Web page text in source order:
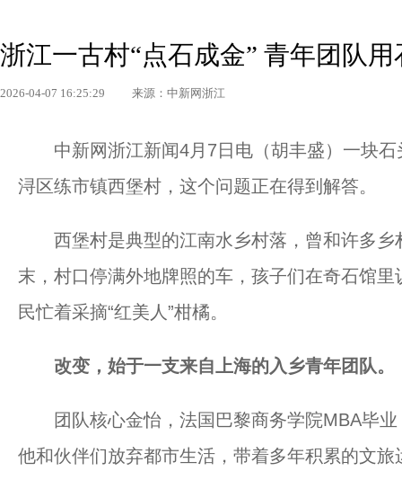
浙江一古村“点石成金” 青年团队
2026-04-07 16:25:29 来源：中新网浙江
中新网浙江新闻4月7日电（胡丰盛）一块石
浔区练市镇西堡村，这个问题正在得到解答。
西堡村是典型的江南水乡村落，曾和许多乡
末，村口停满外地牌照的车，孩子们在奇石馆
民忙着采摘“红美人”柑橘。
改变，始于一支来自上海的入乡青年团队。
团队核心金怡，法国巴黎商务学院MBA毕业
他和伙伴们放弃都市生活，带着多年积累的文